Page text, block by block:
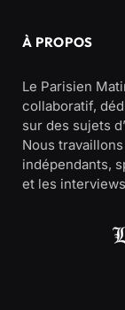
À PROPOS
Le Parisien
collaboratif,
sur des sujets
Nous
indépendants,
et les